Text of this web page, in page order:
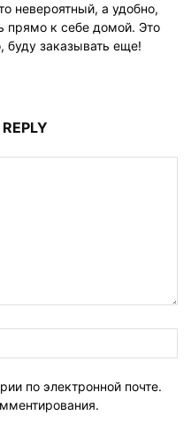
невероятный, а удобно,
прямо к себе домой. Это
буду заказывать еще!
по электронной почте.